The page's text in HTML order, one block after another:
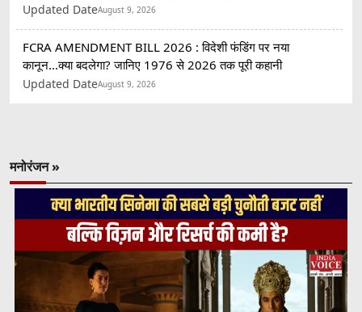
Updated DateAugust 9, 2026
FCRA AMENDMENT BILL 2026 : विदेशी फंडिंग पर नया
कानून...क्या बदलेगा? जानिए 1976 से 2026 तक पूरी कहानी
Updated DateAugust 9, 2026
मनोरंजन »